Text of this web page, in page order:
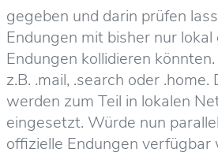
gegeben und darin prüfen
Endungen mit bisher nur
Endungen kollidieren
z.B. .mail, .search oder .home.
werden zum Teil in lokalen
eingesetzt. Würde nun
offizielle Endungen verfügbar